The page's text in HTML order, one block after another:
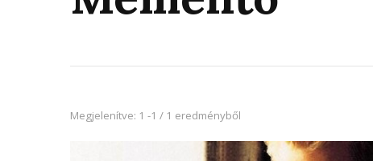
Megjelenítve: 1 -1 / 1 eredményből